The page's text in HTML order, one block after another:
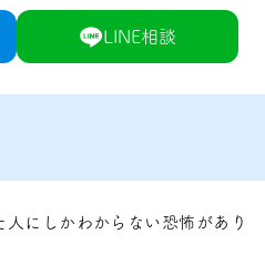
LINE相談
人にしかわからない恐怖があり